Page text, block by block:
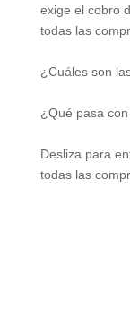
exige el cobro
todas las
¿Cuáles son
¿Qué pasa
Desliza para
todas las